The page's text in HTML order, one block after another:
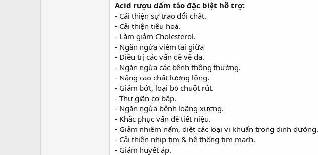
Acid rượu dấm táo đặc biệt hỗ trợ:
- Cải thiện sự trao đổi chất.
- Cải thiện tiêu hoá.
- Làm giảm Cholesterol.
- Ngăn ngừa viêm tai giữa
- Điều trị các vấn đề về da.
- Ngăn ngừa các bệnh thông thường.
- Nâng cao chất lượng lông.
- Giảm bớt, loại bỏ chuột rút.
- Thư giãn cơ bắp.
- Ngăn ngừa bệnh loãng xương.
- Khắc phục vấn đề tiết niệu.
- Giảm nhiễm nấm, diệt các loại vi khuẩn trong dinh dưỡng.
- Cải thiện nhịp tim & hệ thống tim mạch.
- Giảm huyết áp.